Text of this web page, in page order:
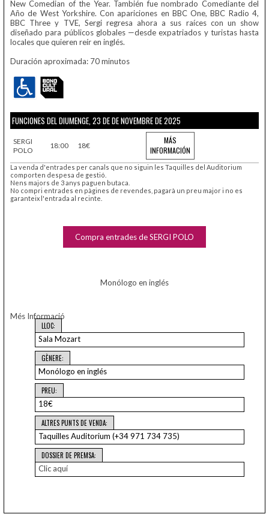
New Comedian of the Year. También fue nombrado Comediante del
Año de West Yorkshire. Con apariciones en BBC One, BBC Radio 4,
BBC Three y TVE, Sergi regresa ahora a sus raíces con un show
diseñado para públicos globales —desde expatriados y turistas hasta
locales que quieren reír en inglés.
Duración aproximada: 70 minutos
FUNCIONES DEL DIUMENGE, 23 DE DE NOVEMBRE DE 2025
SERGI
POLO
18:00 18€
MÁS
INFORMACIÓN
La venda d'entrades per canals que no siguin les Taquilles del Auditorium
comporten despesa de gestió.
Nens majors de 3 anys paguen butaca.
No compri entrades en pàgines de revendes, pagarà un preu major i no es
garanteix l'entrada al recinte.
Compra entrades de SERGI POLO
Monólogo en inglés
Més Informació
LLOC:
Sala Mozart
GÈNERE:
Monólogo en inglés
PREU:
18€
ALTRES PUNTS DE VENDA:
Taquilles Auditorium (+34 971 734 735)
DOSSIER DE PREMSA:
Clic aquí